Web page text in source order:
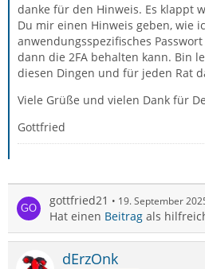
danke für den Hinweis. Es klappt
Du mir einen Hinweis geben, wie
anwendungsspezifisches
dann die 2FA behalten kann. Bin
diesen Dingen und für jeden Rat
Viele Grüße und vielen Dank für
Gottfried
gottfried21 19. September
Hat einen Beitrag als
dErzOnk